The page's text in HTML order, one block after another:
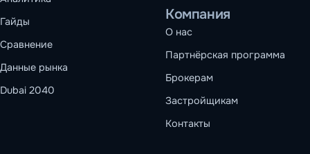
Гайды
Сравнение
Данные рынка
Dubai 2040
Компания
О нас
Партнёрская программа
Брокерам
Застройщикам
Контакты